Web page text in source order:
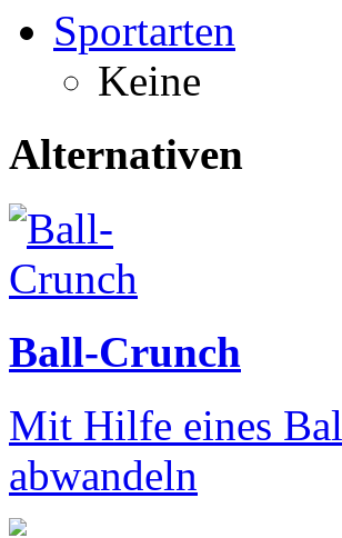
Sportarten
Keine
Alternativen
Ball-Crunch
Mit Hilfe eines
abwandeln